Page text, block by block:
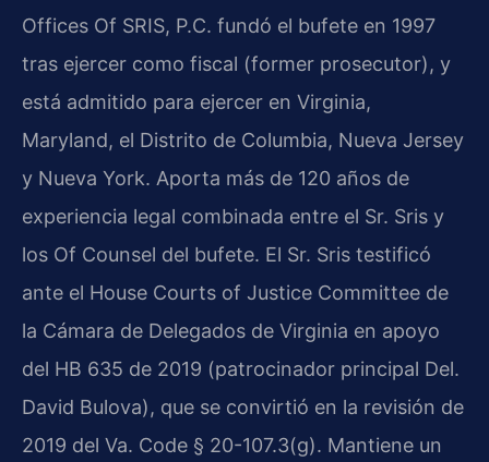
Offices Of SRIS, P.C. fundó el bufete en 1997
tras ejercer como fiscal (former prosecutor), y
está admitido para ejercer en Virginia,
Maryland, el Distrito de Columbia, Nueva Jersey
y Nueva York. Aporta más de 120 años de
experiencia legal combinada entre el Sr. Sris y
los Of Counsel del bufete. El Sr. Sris testificó
ante el House Courts of Justice Committee de
la Cámara de Delegados de Virginia en apoyo
del HB 635 de 2019 (patrocinador principal Del.
David Bulova), que se convirtió en la revisión de
2019 del Va. Code § 20-107.3(g). Mantiene un